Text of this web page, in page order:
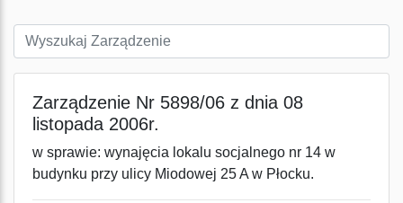
Zarządzenie Nr 5898/06 z dnia 08
listopada 2006r.
w sprawie: wynajęcia lokalu socjalnego nr 14 w
budynku przy ulicy Miodowej 25 A w Płocku.